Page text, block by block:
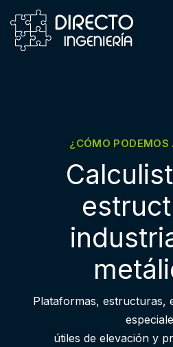
Saltar
¿CÓMO PODEMOS
Plataformas, estructuras,
útiles de elevación y